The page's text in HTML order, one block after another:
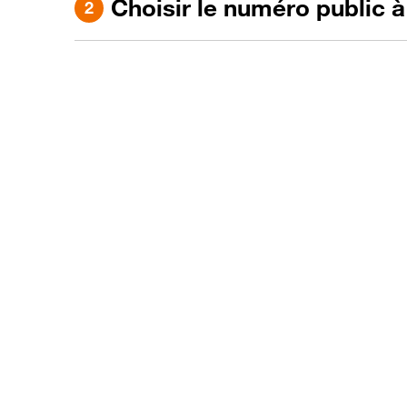
Choisir le numéro public